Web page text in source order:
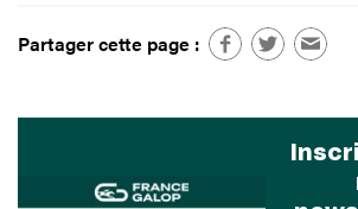
Partager cette page :